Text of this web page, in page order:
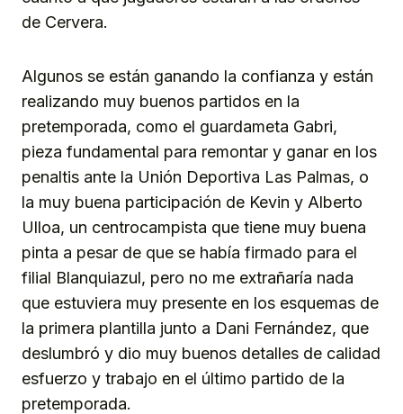
de Cervera.
Algunos se están ganando la confianza y están
realizando muy buenos partidos en la
pretemporada, como el guardameta Gabri,
pieza fundamental para remontar y ganar en los
penaltis ante la Unión Deportiva Las Palmas, o
la muy buena participación de Kevin y Alberto
Ulloa, un centrocampista que tiene muy buena
pinta a pesar de que se había firmado para el
filial Blanquiazul, pero no me extrañaría nada
que estuviera muy presente en los esquemas de
la primera plantilla junto a Dani Fernández, que
deslumbró y dio muy buenos detalles de calidad
esfuerzo y trabajo en el último partido de la
pretemporada.